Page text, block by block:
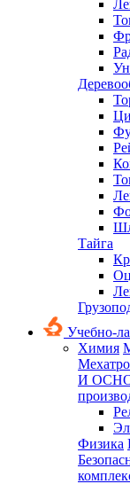
Тайга
Учебно-
Химия
И
Физика